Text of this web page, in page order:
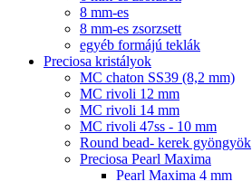
8 mm-es
8 mm-es zsorzsett
egyéb formájú teklák
Preciosa kristályok
MC chaton SS39 (8,2 mm)
MC rivoli 12 mm
MC rivoli 14 mm
MC rivoli 47ss - 10 mm
Round bead- kerek gyöngyök
Preciosa Pearl Maxima
Pearl Maxima 4 mm